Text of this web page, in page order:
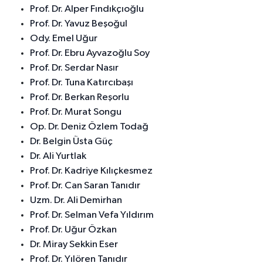
Prof. Dr. Alper Fındıkçıoğlu
Prof. Dr. Yavuz Beşoğul
Ody. Emel Uğur
Prof. Dr. Ebru Ayvazoğlu Soy
Prof. Dr. Serdar Nasır
Prof. Dr. Tuna Katırcıbaşı
Prof. Dr. Berkan Reşorlu
Prof. Dr. Murat Songu
Op. Dr. Deniz Özlem Todağ
Dr. Belgin Üsta Güç
Dr. Ali Yurtlak
Prof. Dr. Kadriye Kılıçkesmez
Prof. Dr. Can Saran Tanıdır
Uzm. Dr. Ali Demirhan
Prof. Dr. Selman Vefa Yıldırım
Prof. Dr. Uğur Özkan
Dr. Miray Sekkin Eser
Prof. Dr. Yılören Tanıdır